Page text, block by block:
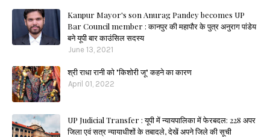
Kanpur Mayor's son Anurag Pandey becomes UP
Bar Council member : कानपुर की महापौर के पुत्र अनुराग पांडेय
बने यूपी बार काउंसिल सदस्य
June 13, 2021
श्री राधा रानी को "किशोरी जू" कहने का कारण
April 01, 2022
UP Judicial Transfer : यूपी में न्यायपालिका में फेरबदल: 228 अपर
जिला एवं सत्र न्यायाधीशों के तबादले, देखें अपने जिले की सूची